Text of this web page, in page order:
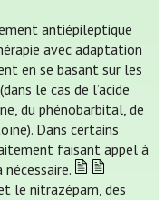
antiépileptique
avec adaptation
en se basant sur les
le cas de l’acide
du phénobarbital, de
Dans certains
faisant appel à
le nitrazépam, des